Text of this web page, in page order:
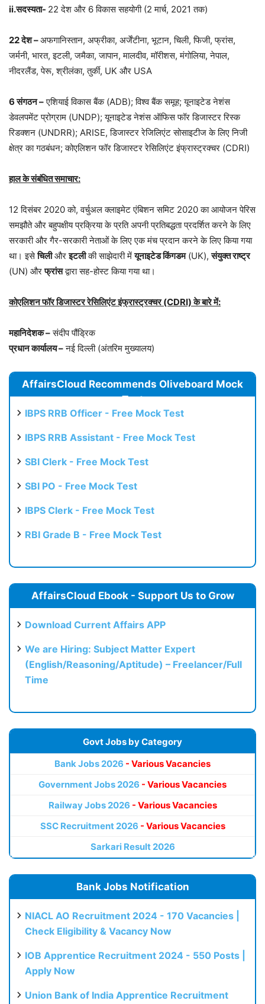
ii.सदस्यता- 22 देश और 6 विकास सहयोगी (2 मार्च, 2021 तक)
22 देश –अफगानिस्तान, अफ्रीका, अर्जेंटीना, भूटान, चिली, फिजी, फ्रांस,
जर्मनी, भारत, इटली, जमैका, जापान, मालदीव, मॉरीशस, मंगोलिया, नेपाल,
नीदरलैंड, पेरू, श्रीलंका, तुर्की, UK और USA
6 संगठन –एशियाई विकास बैंक (ADB); विश्व बैंक समूह; यूनाइटेड नेशंस
डेवलपमेंट प्रोग्राम (UNDP); यूनाइटेड नेशंस ऑफिस फॉर डिजास्टर रिस्क
रिडक्शन (UNDRR); ARISE, डिजास्टर रेजिलिएंट सोसाइटीज के लिए निजी
क्षेत्र का गठबंधन; कोएलिशन फॉर डिजास्टर रेसिलिएंट इंफ्रास्ट्रक्चर (CDRI)
हाल के संबंधित समाचार:
12 दिसंबर 2020 को, वर्चुअल क्लाइमेट एंबिशन समिट 2020 का आयोजन पेरिस
समझौते और बहुपक्षीय प्रक्रिया के प्रति अपनी प्रतिबद्धता प्रदर्शित करने के लिए
सरकारी और गैर-सरकारी नेताओं के लिए एक मंच प्रदान करने के लिए किया गया
था। इसेचिलीऔरइटलीकी साझेदारी मेंयूनाइटेड किंगडम(UK),संयुक्त राष्ट्र
(UN) औरफ्रांसद्वारा सह-होस्ट किया गया था।
कोएलिशन फॉर डिजास्टर रेसिलिएंट इंफ्रास्ट्रक्चर (CDRI) के बारे में:
महानिदेशक –संदीप पौंड्रिक
प्रधान कार्यालय –नई दिल्ली (अंतरिम मुख्यालय)
AffairsCloud Recommends Oliveboard Mock
Test
IBPS RRB Officer - Free Mock Test
IBPS RRB Assistant - Free Mock Test
SBI Clerk - Free Mock Test
SBI PO - Free Mock Test
IBPS Clerk - Free Mock Test
RBI Grade B - Free Mock Test
AffairsCloud Ebook - Support Us to Grow
Download Current Affairs APP
We are Hiring: Subject Matter Expert
(English/Reasoning/Aptitude) – Freelancer/Full
Time
Govt Jobs by Category
Bank Jobs 2026 - Various Vacancies
Government Jobs 2026 - Various Vacancies
Railway Jobs 2026 - Various Vacancies
SSC Recruitment 2026 - Various Vacancies
Sarkari Result 2026
Bank Jobs Notification
NIACL AO Recruitment 2024 - 170 Vacancies |
Check Eligibility & Vacancy Now
IOB Apprentice Recruitment 2024 - 550 Posts |
Apply Now
Union Bank of India Apprentice Recruitment